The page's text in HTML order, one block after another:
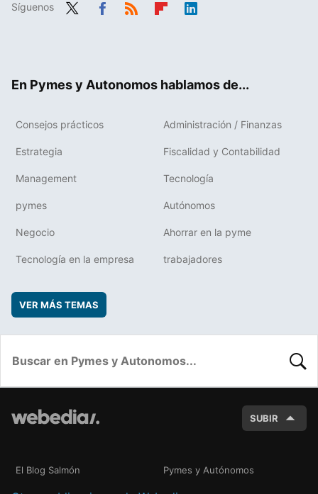
Síguenos
En Pymes y Autonomos hablamos de...
Consejos prácticos Administración / Finanzas
Estrategia Fiscalidad y Contabilidad
Management Tecnología
pymes Autónomos
Negocio Ahorrar en la pyme
Tecnología en la empresa trabajadores
VER MÁS TEMAS
SUBIR
El Blog Salmón Pymes y Autónomos